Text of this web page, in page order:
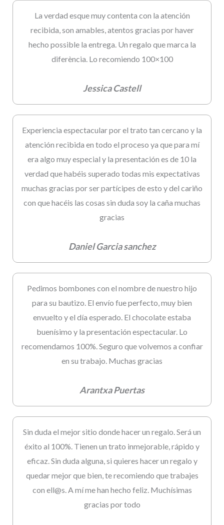
La verdad esque muy contenta con la atención
recibida, son amables, atentos gracias por haver
hecho possible la entrega. Un regalo que marca la
diferència. Lo recomiendo 100×100
Jessica Castell
Experiencia espectacular por el trato tan cercano y la
atención recibida en todo el proceso ya que para mí
era algo muy especial y la presentación es de 10 la
verdad que habéis superado todas mis expectativas
muchas gracias por ser partícipes de esto y del cariño
con que hacéis las cosas sin duda soy la caña muchas
gracias
Daniel Garcia sanchez
Pedimos bombones con el nombre de nuestro hijo
para su bautizo. El envío fue perfecto, muy bien
envuelto y el día esperado. El chocolate estaba
buenísimo y la presentación espectacular. Lo
recomendamos 100%. Seguro que volvemos a confiar
en su trabajo. Muchas gracias
Arantxa Puertas
Sin duda el mejor sitio donde hacer un regalo. Será un
éxito al 100%. Tienen un trato inmejorable, rápido y
eficaz. Sin duda alguna, si quieres hacer un regalo y
quedar mejor que bien, te recomiendo que trabajes
con ell@s. A mí me han hecho feliz. Muchísimas
gracias por todo